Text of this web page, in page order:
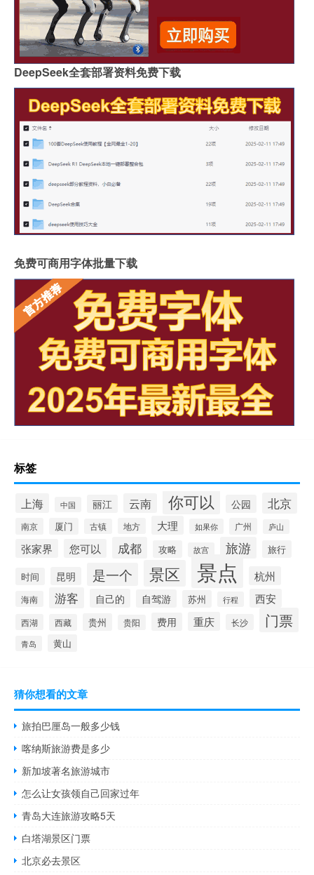
DeepSeek全套部署资料免费下载
免费可商用字体批量下载
标签
上海 中国 丽江 云南 你可以 公园 北京
南京 厦门 古镇 地方 大理 如果你 广州 庐山
张家界 您可以 成都 攻略 故宫 旅游 旅行
时间 昆明 是一个 景区 景点 杭州
海南 游客 自己的 自驾游 苏州 行程 西安
西湖 西藏 贵州 贵阳 费用 重庆 长沙 门票
青岛 黄山
猜你想看的文章
旅拍巴厘岛一般多少钱
喀纳斯旅游费是多少
新加坡著名旅游城市
怎么让女孩领自己回家过年
青岛大连旅游攻略5天
白塔湖景区门票
北京必去景区